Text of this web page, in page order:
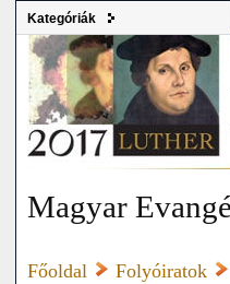
Kategóriák
Magyar
Főoldal Folyóiratok